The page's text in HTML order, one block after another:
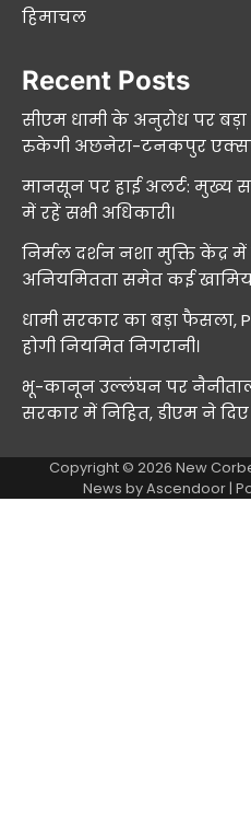
हिमाचल
Recent Posts
सीएम धामी के अनुरोध पर
रुकेगी अछनेरा-टनकपुर
मानसून पर हाई अलर्ट: मुख्य
में रहें सभी अधिकारी।
निर्मल दर्शन नशा मुक्ति केंद्र
अनियमितता समेत कई
धामी सरकार का बड़ा फैसला,
होगी नियमित निगरानी।
भू-कानून उल्लंघन पर नैनीताल
सरकार में निहित, डीएम ने
Copyright © 2026 New
News byAscendoor|